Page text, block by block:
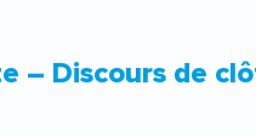
– Discours de